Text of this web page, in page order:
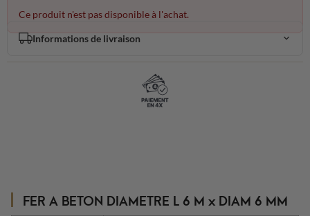
Ce produit n'est pas disponible à l'achat.
Informations de livraison
FER A BETON DIAMETRE L 6 M x DIAM 6 MM